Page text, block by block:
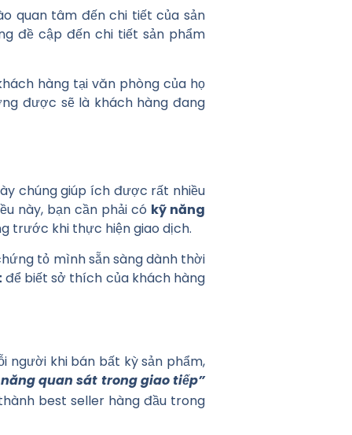
quan tâm đến chi tiết của sản
đề cập đến chi tiết sản phẩm
hàng tại văn phòng của họ
được sẽ là khách hàng đang
chúng giúp ích được rất nhiều
này, bạn cần phải có kỹ năng
trước khi thực hiện giao dịch.
tỏ mình sẵn sàng dành thời
để biết sở thích của khách hàng
khi bán bất kỳ sản phẩm,
năng quan sát trong giao tiếp”
best seller hàng đầu trong